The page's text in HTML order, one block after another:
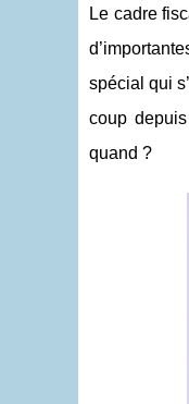
Le cadre
spécial qui
coup
quand ?